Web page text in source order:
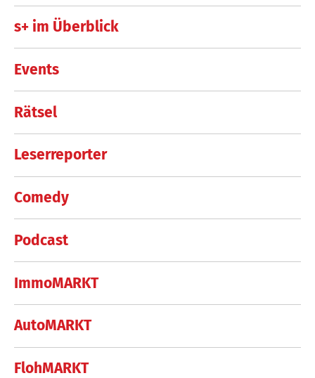
s+ im Überblick
Events
Rätsel
Leserreporter
Comedy
Podcast
ImmoMARKT
AutoMARKT
FlohMARKT